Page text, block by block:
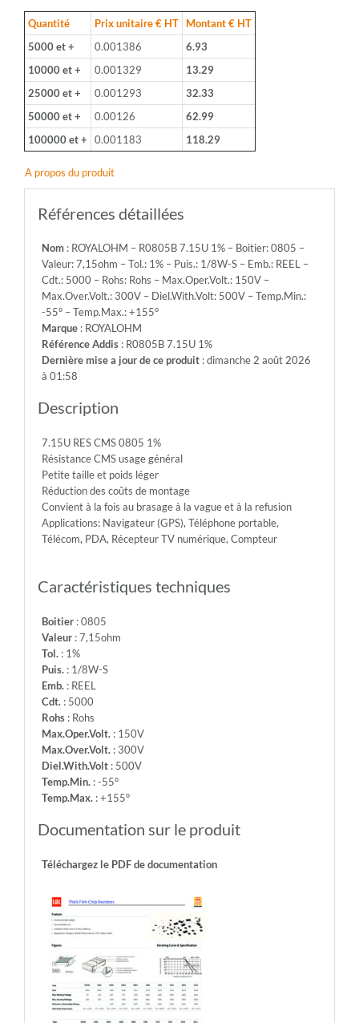
7,15ohm
-
Tol.:
1%
-
Puis.:
S
-
-
Cdt.:
5000
Rohs:
Rohs
-
Max.Oper.Volt.:
150V
-
Max.Over.Volt.:
300V
Temp.Min.:
-55°
-
Temp.Max.:
+155°
Quantité Prix unitaire € HT
Montant € HT
5000 et +
0.001386
6.93
10000 et +
0.001329
13.29
25000 et +
0.001293
32.33
50000 et +
0.00126
62.99
100000 et +
0.001183 118.29
A propos du produit
Références détaillées
Nom: ROYALOHM – R0805B 7.15U 1% – Boitier: 0805 –
Valeur: 7,15ohm – Tol.: 1% – Puis.: 1/8W-S – Emb.: REEL –
Cdt.: 5000 – Rohs: Rohs – Max.Oper.Volt.: 150V –
Max.Over.Volt.: 300V – Diel.With.Volt: 500V – Temp.Min.:
-55° – Temp.Max.: +155°
Marque: ROYALOHM
Référence Addis: R0805B 7.15U 1%
Dernière mise a jour de ce produit: dimanche 2 août 2026
à 01:58
Description
7.15U RES CMS 0805 1%
Résistance CMS usage général
Petite taille et poids léger
Réduction des coûts de montage
Convient à la fois au brasage à la vague et à la refusion
Applications: Navigateur (GPS), Téléphone portable,
Télécom, PDA, Récepteur TV numérique, Compteur
Caractéristiques techniques
Boitier: 0805
Valeur: 7,15ohm
Tol.: 1%
Puis.: 1/8W-S
Emb.: REEL
Cdt.: 5000
Rohs: Rohs
Max.Oper.Volt.: 150V
Max.Over.Volt.: 300V
Diel.With.Volt: 500V
Temp.Min.: -55°
Temp.Max.: +155°
Documentation sur le produit
Téléchargez le PDF de documentation